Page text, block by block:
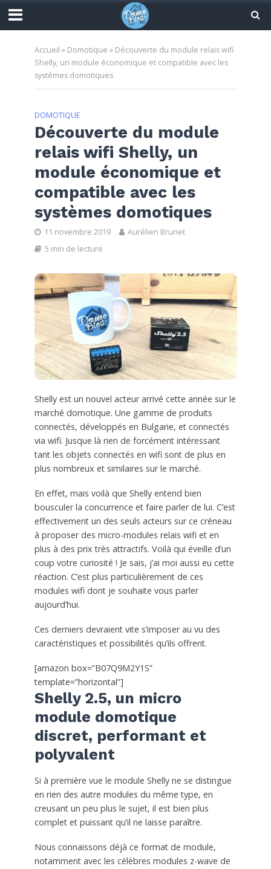
Accueil » Domotique » Découverte du module relais wifi
Shelly, un module économique et compatible avec les
systèmes domotiques
DOMOTIQUE
Découverte du module
relais wifi Shelly, un
module économique et
compatible avec les
systèmes domotiques
11 novembre 2019
Aurélien Brunet
5 min de lecture
Shelly est un nouvel acteur arrivé cette année sur le
marché domotique. Une gamme de produits
connectés, développés en Bulgarie, et connectés
via wifi. Jusque là rien de forcément intéressant
tant les objets connectés en wifi sont de plus en
plus nombreux et similaires sur le marché.
En effet, mais voilà que Shelly entend bien
bousculer la concurrence et faire parler de lui. C’est
effectivement un des seuls acteurs sur ce créneau
à proposer des micro-modules relais wifi et en
plus à des prix très attractifs. Voilà qui éveille d’un
coup votre curiosité ! Je sais, j’ai moi aussi eu cette
réaction. C’est plus particulièrement de ces
modules wifi dont je souhaite vous parler
aujourd’hui.
Ces derniers devraient vite s’imposer au vu des
caractéristiques et possibilités qu’ils offrent.
[amazon box=”B07Q9M2Y1S”
template=”horizontal”]
Shelly 2.5, un micro
module domotique
discret, performant et
polyvalent
Si à première vue le module Shelly ne se distingue
en rien des autre modules du même type, en
creusant un peu plus le sujet, il est bien plus
complet et puissant qu’il ne laisse paraître.
Nous connaissons déjà ce format de module,
notamment avec les célèbres modules z-wave de